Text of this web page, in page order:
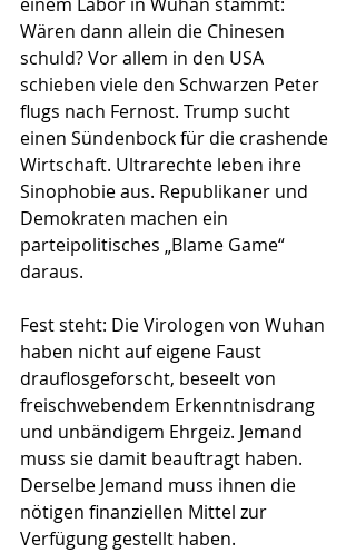
Wären dann allein die Chinesen
schuld? Vor allem in den USA
schieben viele den Schwarzen Peter
flugs nach Fernost. Trump sucht
einen Sündenbock für die crashende
Wirtschaft. Ultrarechte leben ihre
Sino­phobie aus. Republikaner und
Demo­kraten machen ein
parteipolitisches „Blame Game“
daraus.
Fest steht: Die Virologen von Wuhan
haben nicht auf eigene Faust
drauflosgeforscht, beseelt von
freischwe­ben­dem Erkenntnisdrang
und unbändigem Ehrgeiz. Jemand
muss sie damit beauftragt haben.
Derselbe Jemand muss ihnen die
nötigen finanziellen Mittel zur
Verfügung gestellt haben.